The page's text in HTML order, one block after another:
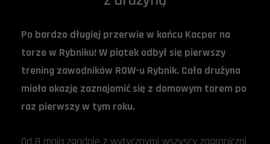
Po bardzo długiej przerwie w końcu Kacper na
torze w Rybniku! W piątek odbył się pierwszy
trening zawodników ROW-u Rybnik. Cała drużyna
miała okazję zaznajomić się z domowym torem po
raz pierwszy w tym roku.